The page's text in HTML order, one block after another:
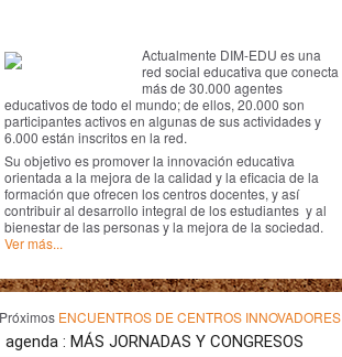
Actualmente DIM-EDU es una
red social educativa que conecta
más de 30.000 agentes
educativos de todo el mundo; de ellos, 20.000 son
participantes activos en algunas de sus actividades y
6.000 están inscritos en la red.
Su objetivo es promover la innovación educativa
orientada a la mejora de la calidad y la eficacia de la
formación que ofrecen los centros docentes, y así
contribuir al desarrollo integral de los estudiantes y al
bienestar de las personas y la mejora de la sociedad.
Ver más...
Próximos ENCUENTROS DE CENTROS INNOVADORES